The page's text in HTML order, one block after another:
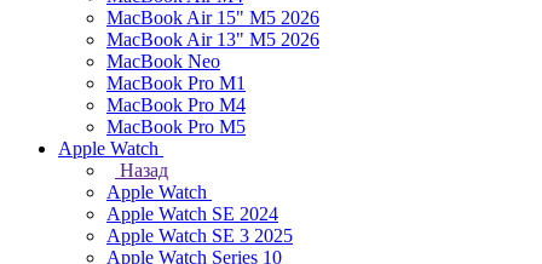
MacBook Air 15" М5 2026
MacBook Air 13" М5 2026
MacBook Neo
MacBook Pro M1
MacBook Pro M4
MacBook Pro M5
Apple Watch
Назад
Apple Watch
Apple Watch SE 2024
Apple Watch SE 3 2025
Apple Watch Series 10